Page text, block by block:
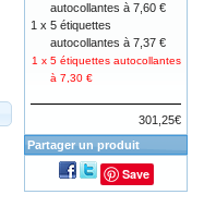
autocollantes à 7,60 €
1 x 5 étiquettes
autocollantes à 7,37 €
1 x 5 étiquettes autocollantes
à 7,30 €
301,25€
Partager un produit
Save